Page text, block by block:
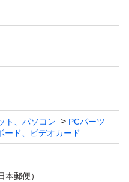
ト、パソコン
PCパーツ
ード、ビデオカード
本郵便）